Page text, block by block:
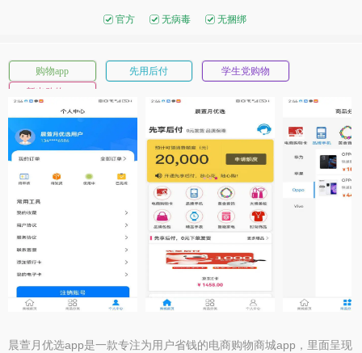
官方 无病毒 无捆绑
购物app 先用后付
学生党购物
新出购物app
晨萱月优选app是一款专注为用户省钱的电商购物商城app，里面呈现